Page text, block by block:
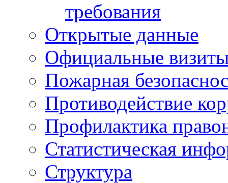
требования
Открытые данные
Официальные
Пожарная
Противодействие
Профилактика
Статистическая
Структура